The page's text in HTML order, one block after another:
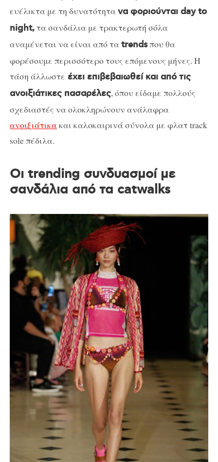
ευέλικτα με τη δυνατότητανα φοριούνται day to
night,τα σανδάλια με τρακτερωτή σόλα
αναμένεται να είναι από ταtrendsπου θα
φορέσουμε περισσότερο τους επόμενους μήνες. Η
τάση άλλωστε έχει επιβεβαιωθεί και από τις
ανοιξιάτικες πασαρέλες, όπου είδαμε πολλούς
σχεδιαστές να ολοκληρώνουν ανάλαφρα
ανοιξιάτικακαι καλοκαιρινά σύνολα με φλατ track
sole πέδιλα.
Οι trending συνδυασμοί με
σανδάλια από τα catwalks